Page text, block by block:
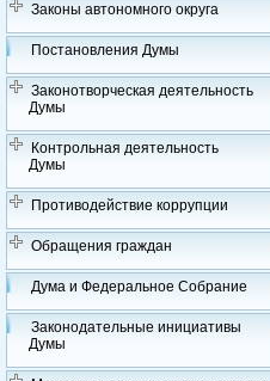
Законы автономного округа
Постановления Думы
Законотворческая деятельность
Думы
Контрольная деятельность
Думы
Противодействие коррупции
Обращения граждан
Дума и Федеральное Собрание
Законодательные инициативы
Думы